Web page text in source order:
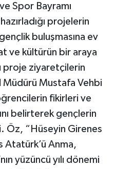
Spor Bayramı
projelerin
buluşmasına ev
ve kültürün bir araya
proje ziyaretçilerin
Müdürü Mustafa Vehbi
fikirleri ve
belirterek gençlerin
Öz, “Hüseyin Girenes
Atatürk’ü Anma,
yüzüncü yılı dönemi